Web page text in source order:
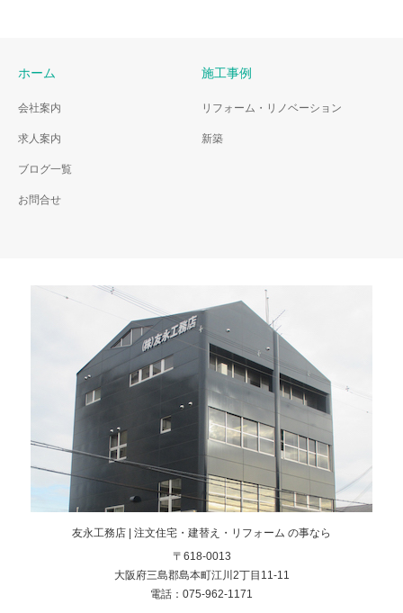
ホーム
会社案内
求人案内
ブログ一覧
お問合せ
施工事例
リフォーム・リノベーション
新築
友永工務店 | 注文住宅・建替え・リフォーム の事なら
〒618-0013
大阪府三島郡島本町江川2丁目11-11
電話：075-962-1171